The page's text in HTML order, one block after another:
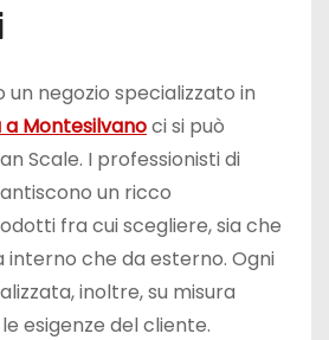
un negozio specializzato in
Montesilvanoci si può
Scale. I professionisti di
un ricco
fra cui scegliere, sia che
interno che da esterno. Ogni
inoltre, su misura
esigenze del cliente.